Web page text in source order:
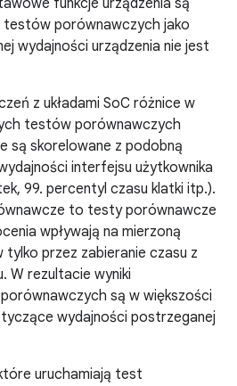
funkcje urządzenia są
porównawczych jako
wydajności urządzenia nie jest
z układami SoC różnice w
testów porównawczych
są skorelowane z podobną
interfejsu użytkownika
99. percentyl czasu klatki itp.).
to testy porównawcze
wpływają na mierzoną
przez zabieranie czasu z
W rezultacie wyniki
są w większości
wydajności postrzeganej
uruchamiają test